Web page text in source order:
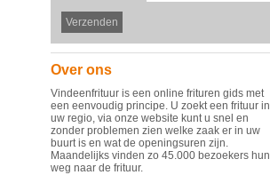
Over ons
Vindeenfrituur is een online frituren gids met
een eenvoudig principe. U zoekt een frituur in
uw regio, via onze website kunt u snel en
zonder problemen zien welke zaak er in uw
buurt is en wat de openingsuren zijn.
Maandelijks vinden zo 45.000 bezoekers hun
weg naar de frituur.